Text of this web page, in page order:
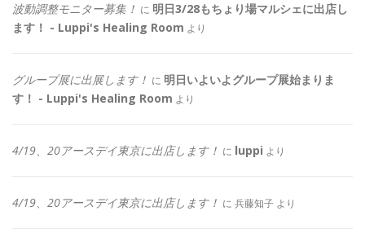
波動調整モニター募集！ に 明日3/28もちょり場マルシェに出店し
ます！ - Luppi's Healing Room より
グループ展に出展します！ に 明日いよいよグループ展始まりま
す！ - Luppi's Healing Room より
4/19、20アースデイ東京に出店します！ に luppi より
4/19、20アースデイ東京に出店します！ に 兵藤知子 より